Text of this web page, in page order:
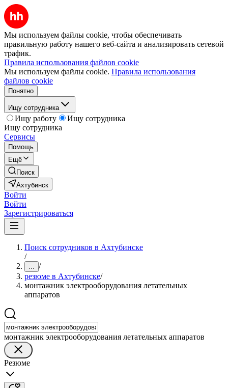
Мы используем файлы cookie, чтобы обеспечивать
правильную работу нашего веб-сайта и анализировать сетевой
трафик.
Правила использования файлов cookie
Мы используем файлы cookie. Правила использования
файлов cookie
Понятно
Ищу сотрудника
Ищу работу
Ищу сотрудника
Ищу сотрудника
Сервисы
Помощь
Ещё
Поиск
Ахтубинск
Войти
Войти
Зарегистрироваться
Поиск сотрудников в Ахтубинске
/
... /
резюме в Ахтубинске/
монтажник электрооборудования летательных
аппаратов
монтажник электрооборудования летательных аппаратов
Резюме